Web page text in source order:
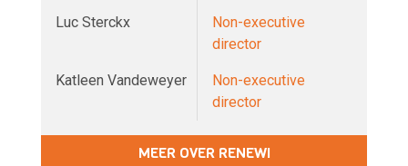
Luc Sterckx
Non-executive
director
Katleen Vandeweyer
Non-executive
director
MEER OVER RENEWI